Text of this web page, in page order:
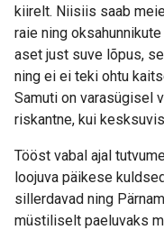
kiirelt. Niisiis saab
raie ning
aset just suve lõpus,
ning ei ei teki ohtu
Samuti on varasügisel
riskantne, kui
Tööst vabal ajal
loojuva päikese
sillerdavad ning
müstiliselt paeluvaks